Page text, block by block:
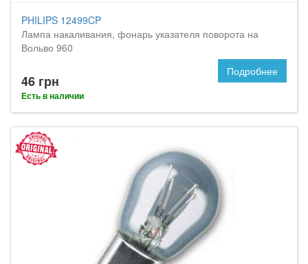
PHILIPS 12499CP
Лампа накаливания, фонарь указателя поворота на
Вольво 960
46 грн
Есть в наличии
Подробнее